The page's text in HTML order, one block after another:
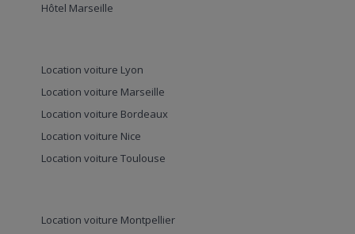
Hôtel Marseille
Location voiture Lyon
Location voiture Marseille
Location voiture Bordeaux
Location voiture Nice
Location voiture Toulouse
Location voiture Montpellier